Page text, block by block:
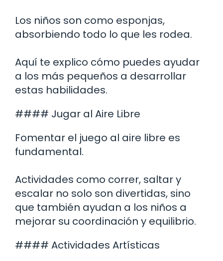
Los niños son como esponjas,
absorbiendo todo lo que les rodea.
Aquí te explico cómo puedes ayudar
a los más pequeños a desarrollar
estas habilidades.
#### Jugar al Aire Libre
Fomentar el juego al aire libre es
fundamental.
Actividades como correr, saltar y
escalar no solo son divertidas, sino
que también ayudan a los niños a
mejorar su coordinación y equilibrio.
#### Actividades Artísticas